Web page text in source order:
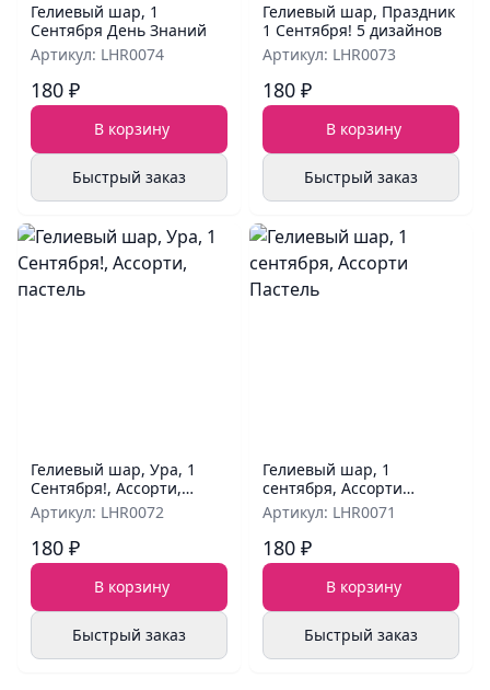
Гелиевый шар, 1
Сентября День Знаний
Артикул: LHR0074
180 ₽
В корзину
Быстрый заказ
Гелиевый шар, Праздник
1 Сентября! 5 дизайнов
Артикул: LHR0073
180 ₽
В корзину
Быстрый заказ
Гелиевый шар, Ура, 1
Сентября!, Ассорти,
пастель
Артикул: LHR0072
180 ₽
В корзину
Быстрый заказ
Гелиевый шар, 1
сентября, Ассорти
Пастель
Артикул: LHR0071
180 ₽
В корзину
Быстрый заказ